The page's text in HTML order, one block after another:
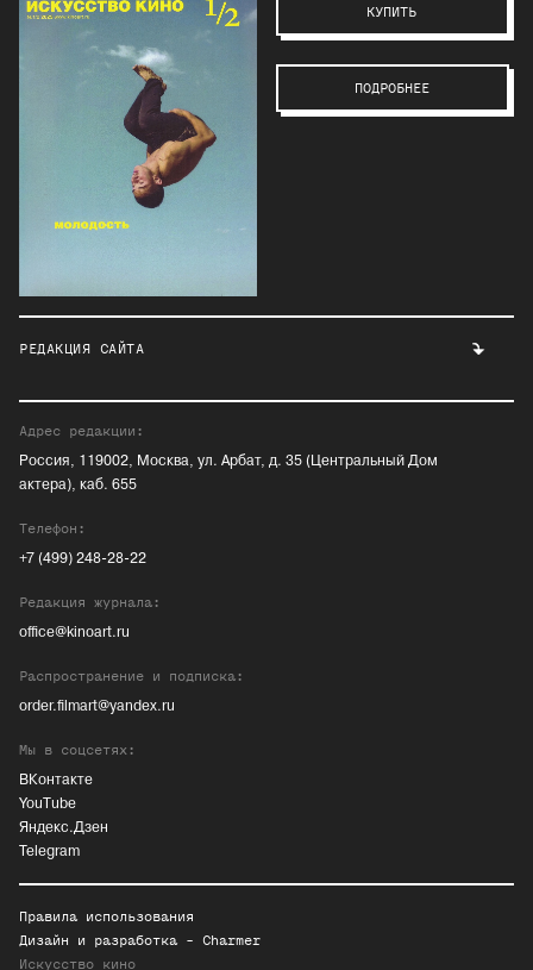
КУПИТЬ
ПОДРОБНЕЕ
РЕДАКЦИЯ САЙТА
Адрес редакции:
Россия, 119002, Москва, ул. Арбат, д. 35 (Центральный Дом
актера), каб. 655
Телефон:
+7 (499) 248-28-22
Редакция журнала:
office@kinoart.ru
Распространение и подписка:
order.filmart@yandex.ru
Мы в соцсетях:
ВКонтакте
YouTube
Яндекс.Дзен
Telegram
Правила использования
Дизайн и разработка - Charmer
Искусство кино